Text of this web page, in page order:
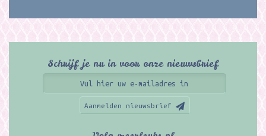
Schrijf je nu in voor onze nieuwsbrief
Aanmelden nieuwsbrief